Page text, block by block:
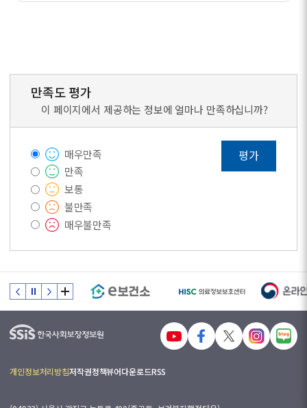
만족도 평가
이 페이지에서 제공하는 정보에 얼마나 만족하십니까?
매우만족
만족
보통
불만족
매우불만족
평가
개인정보처리방침저작권정책뷰어다운로드RSS